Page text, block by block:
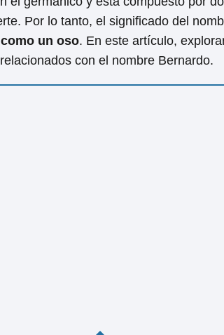
Por lo tanto, el significado del
un oso. En este artículo,
con el nombre Bernardo.